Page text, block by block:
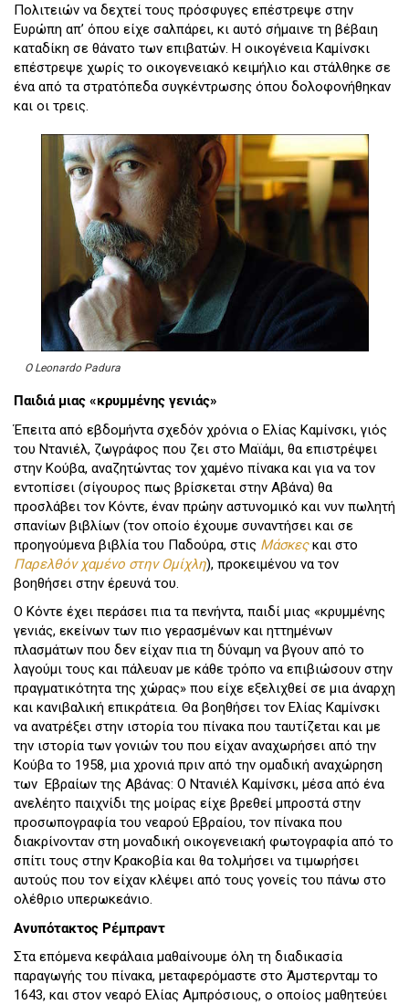
Πολιτειών να δεχτεί τους πρόσφυγες επέστρεψε στην
Ευρώπη απ’ όπου είχε σαλπάρει, κι αυτό σήμαινε τη βέβαιη
καταδίκη σε θάνατο των επιβατών. Η οικογένεια Καμίνσκι
επέστρεψε χωρίς το οικογενειακό κειμήλιο και στάλθηκε σε
ένα από τα στρατόπεδα συγκέντρωσης όπου δολοφονήθηκαν
και οι τρεις.
O Leonardo Padura
Παιδιά μιας «κρυμμένης γενιάς»
Έπειτα από εβδομήντα σχεδόν χρόνια ο Ελίας Καμίνσκι, γιός
του Ντανιέλ, ζωγράφος που ζει στο Μαϊάμι, θα επιστρέψει
στην Κούβα, αναζητώντας τον χαμένο πίνακα και για να τον
εντοπίσει (σίγουρος πως βρίσκεται στην Αβάνα) θα
προσλάβει τον Κόντε, έναν πρώην αστυνομικό και νυν πωλητή
σπανίων βιβλίων (τον οποίο έχουμε συναντήσει και σε
προηγούμενα βιβλία του Παδούρα, στις Μάσκεςκαι στο
Παρελθόν χαμένο στην Ομίχλη), προκειμένου να τον
βοηθήσει στην έρευνά του.
Ο Κόντε έχει περάσει πια τα πενήντα, παιδί μιας «κρυμμένης
γενιάς, εκείνων των πιο γερασμένων και ηττημένων
πλασμάτων που δεν είχαν πια τη δύναμη να βγουν από το
λαγούμι τους και πάλευαν με κάθε τρόπο να επιβιώσουν στην
πραγματικότητα της χώρας» που είχε εξελιχθεί σε μια άναρχη
και κανιβαλική επικράτεια. Θα βοηθήσει τον Ελίας Καμίνσκι
να ανατρέξει στην ιστορία του πίνακα που ταυτίζεται και με
την ιστορία των γονιών του που είχαν αναχωρήσει από την
Κούβα το 1958, μια χρονιά πριν από την ομαδική αναχώρηση
των Εβραίων της Αβάνας: Ο Ντανιέλ Καμίνσκι, μέσα από ένα
ανελέητο παιχνίδι της μοίρας είχε βρεθεί μπροστά στην
προσωπογραφία του νεαρού Εβραίου, τον πίνακα που
διακρίνονταν στη μοναδική οικογενειακή φωτογραφία από το
σπίτι τους στην Κρακοβία και θα τολμήσει να τιμωρήσει
αυτούς που τον είχαν κλέψει από τους γονείς του πάνω στο
ολέθριο υπερωκεάνιο.
Ανυπότακτος Ρέμπραντ
Στα επόμενα κεφάλαια μαθαίνουμε όλη τη διαδικασία
παραγωγής του πίνακα, μεταφερόμαστε στο Άμστερνταμ το
1643, και στον νεαρό Ελίας Αμπρόσιους, ο οποίος μαθητεύει